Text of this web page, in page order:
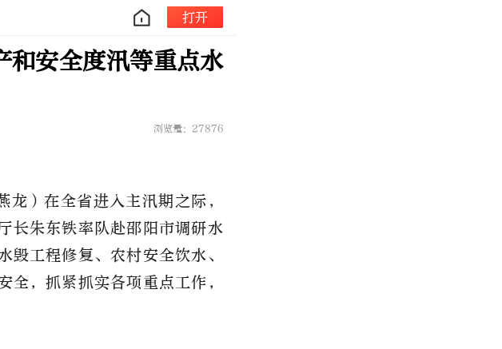
打开
和安全度汛等重点水
浏览量：27876
）在全省进入主汛期之际，
长朱东铁率队赴邵阳市调研水
工程修复、农村安全饮水、
全，抓紧抓实各项重点工作，